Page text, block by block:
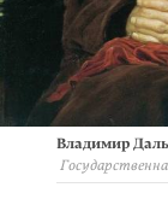
Владимир